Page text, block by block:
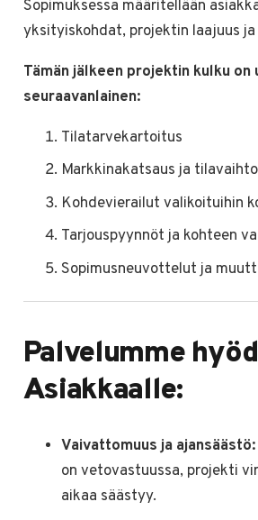
Sopimuksessa määritellään
yksityiskohdat, projektin laajuus ja
Tämän jälkeen projektin kulku on
seuraavanlainen:
Tilatarvekartoitus
Markkinakatsaus ja
Kohdevierailut valikoituihin
Tarjouspyynnöt ja kohteen
Sopimusneuvottelut ja
Palvelumme
Asiakkaalle:
Vaivattomuus ja ajansäästö:
on vetovastuussa, projekti
aikaa säästyy.